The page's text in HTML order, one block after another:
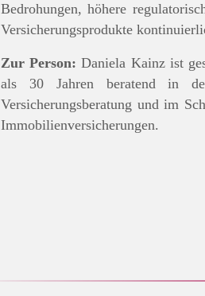
Bedrohungen, höhere
Versicherungsprodukte
Zur Person:Daniela Kainz ist
als 30 Jahren beratend in
Versicherungsberatung und im
Immobilienversicherungen.